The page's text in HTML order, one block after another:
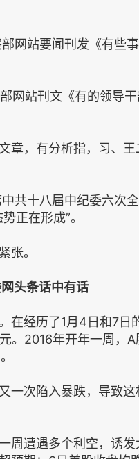
网站要闻刊发《有些
网站刊文《有的领导
章，有分析指，习、王
共十八届中纪委六次
正在形成”。
张。
头条话中有话
在经历了1月4日和7
。2016年开年一周，
一次陷入暴跌，导致
周遭遇多个利空，诱